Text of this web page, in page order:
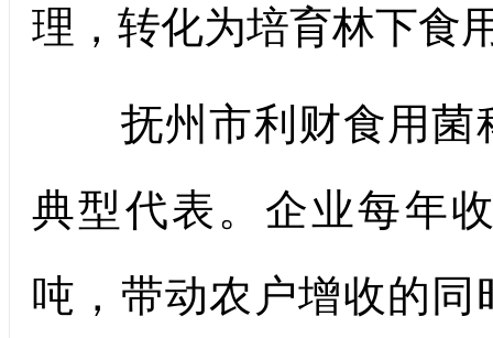
理，转化为培育林下食
抚州市利财食用菌
典型代表。企业每年
吨，带动农户增收的